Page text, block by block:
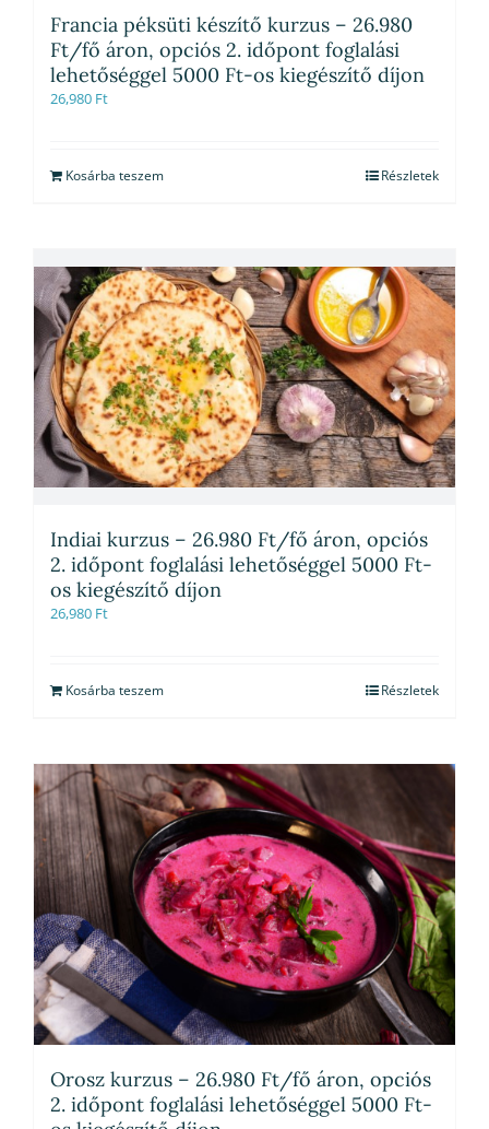
Francia péksüti készítő kurzus – 26.980
Ft/fő áron, opciós 2. időpont foglalási
lehetőséggel 5000 Ft-os kiegészítő díjon
26,980 Ft
Kosárba teszem Részletek
Indiai kurzus – 26.980 Ft/fő áron, opciós
2. időpont foglalási lehetőséggel 5000 Ft-
os kiegészítő díjon
26,980 Ft
Kosárba teszem Részletek
Orosz kurzus – 26.980 Ft/fő áron, opciós
2. időpont foglalási lehetőséggel 5000 Ft-